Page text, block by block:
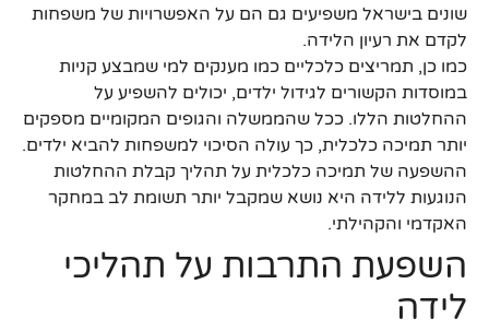
שונים בישראל משפיעים גם הם על האפשרויות של משפחות
לקדם את רעיון הלידה.
כמו כן, תמריצים כלכליים כמו מענקים למי שמבצע קניות
במוסדות הקשורים לגידול ילדים, יכולים להשפיע על
ההחלטות הללו. ככל שהממשלה והגופים המקומיים מספקים
יותר תמיכה כלכלית, כך עולה הסיכוי למשפחות להביא ילדים.
ההשפעה של תמיכה כלכלית על תהליך קבלת ההחלטות
הנוגעות ללידה היא נושא שמקבל יותר תשומת לב במחקר
האקדמי והקהילתי.
השפעת התרבות על תהליכי
לידה